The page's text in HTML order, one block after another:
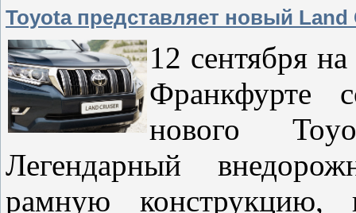
Toyota представляет новый Land
12 сентября
Франкфурте
нового
Легендарный
рамную конструкцию,